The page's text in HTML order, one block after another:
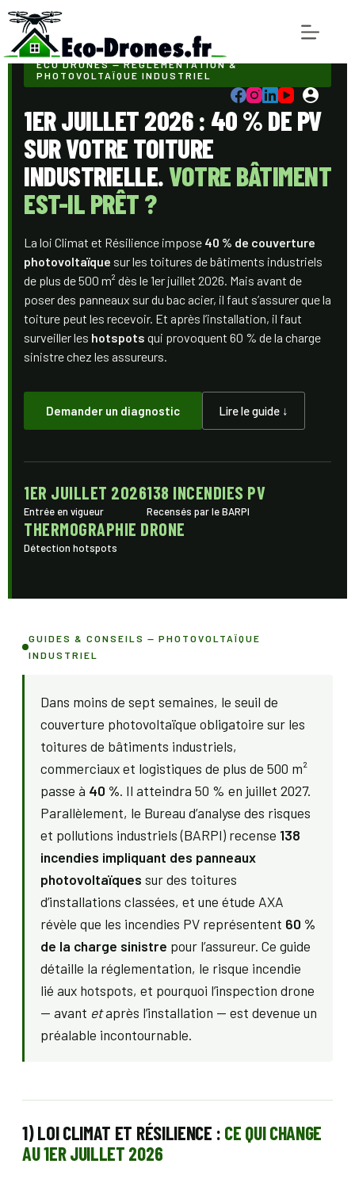
ECO DRONES — RÉGLEMENTATION &
PHOTOVOLTAÏQUE INDUSTRIEL
1ER JUILLET 2026 : 40 % DE PV
SUR VOTRE TOITURE
INDUSTRIELLE.VOTRE BÂTIMENT
EST-IL PRÊT ?
La loi Climat et Résilience impose 40 % de couverture
photovoltaïque sur les toitures de bâtiments industriels
de plus de 500 m² dès le 1er juillet 2026. Mais avant de
poser des panneaux sur du bac acier, il faut s’assurer que la
toiture peut les recevoir. Et après l’installation, il faut
surveiller les hotspots qui provoquent 60 % de la charge
sinistre chez les assureurs.
Demander un diagnostic Lire le guide ↓
1ER JUILLET 2026
Entrée en vigueur
138 INCENDIES PV
Recensés par le BARPI
THERMOGRAPHIE DRONE
Détection hotspots
GUIDES & CONSEILS — PHOTOVOLTAÏQUE
INDUSTRIEL
Dans moins de sept semaines, le seuil de
couverture photovoltaïque obligatoire sur les
toitures de bâtiments industriels,
commerciaux et logistiques de plus de 500 m²
passe à 40 %. Il atteindra 50 % en juillet 2027.
Parallèlement, le Bureau d’analyse des risques
et pollutions industriels (BARPI) recense 138
incendies impliquant des panneaux
photovoltaïques sur des toitures
d’installations classées, et une étude AXA
révèle que les incendies PV représentent 60 %
de la charge sinistre pour l’assureur. Ce guide
détaille la réglementation, le risque incendie
lié aux hotspots, et pourquoi l’inspection drone
— avant etaprès l’installation — est devenue un
préalable incontournable.
1) LOI CLIMAT ET RÉSILIENCE : CE QUI CHANGE
AU 1ER JUILLET 2026